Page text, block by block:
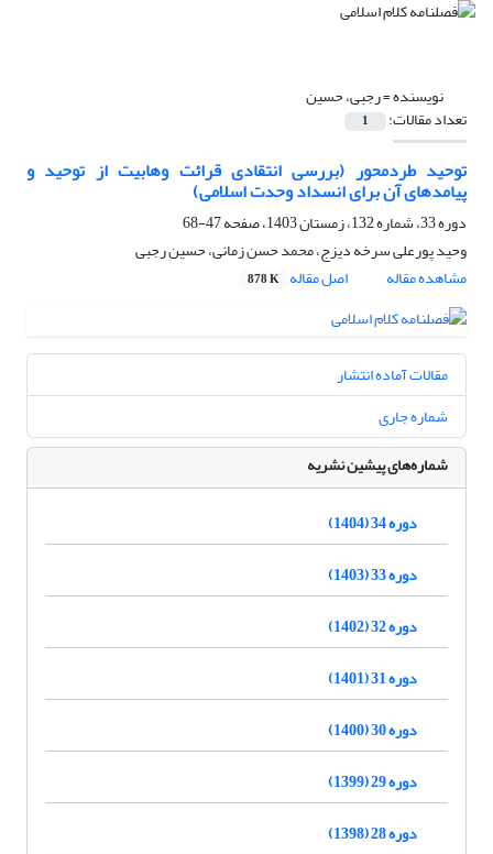
نویسنده =رجبی، حسین
تعداد مقالات: 1
توحید طردمحور (بررسی انتقادی قرائت وهابیت از توحید و
پیامدهای آن برای انسداد وحدت اسلامی)
دوره 33، شماره 132، زمستان 1403، صفحه
47-68
وحید پورعلی سرخه دیزج، محمد حسن زمانی، حسین رجبی
مشاهده مقاله
اصل مقاله 878 K
مقالات آماده انتشار
شماره جاری
شماره‌های پیشین نشریه
دوره 34 (1404)
دوره 33 (1403)
دوره 32 (1402)
دوره 31 (1401)
دوره 30 (1400)
دوره 29 (1399)
دوره 28 (1398)